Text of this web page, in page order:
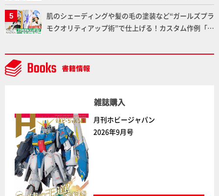
劇中どおりのプロポーションを再現【機動戦士Zガン
ダム】
肌のシェーディングや髪の毛の塗装など“ガールズプラ
モクオリティアップ術”で仕上げる！カスタム作例「白
デルコンテスト」～8月17日（月）11:59まで応募受付
中】
雑誌購入
月刊ホビージャパン
2026年9月号